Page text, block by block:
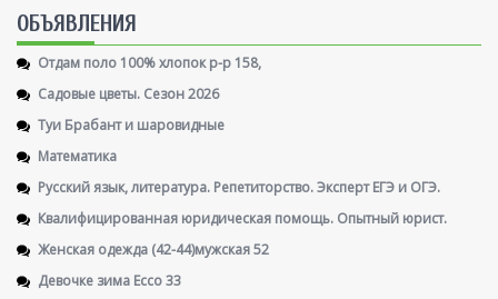
ОБЪЯВЛЕНИЯ
Отдам поло 100% хлопок р-р 158,
Садовые цветы. Сезон 2026
Туи Брабант и шаровидные
Математика
Русский язык, литература. Репетиторство. Эксперт ЕГЭ и ОГЭ.
Квалифицированная юридическая помощь. Опытный юрист.
Женская одежда (42-44)мужская 52
Девочке зима Ecco 33